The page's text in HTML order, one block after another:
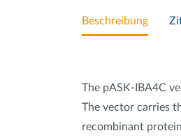
Beschreibung
The pASK-IBA4C
The vector carries
recombinant